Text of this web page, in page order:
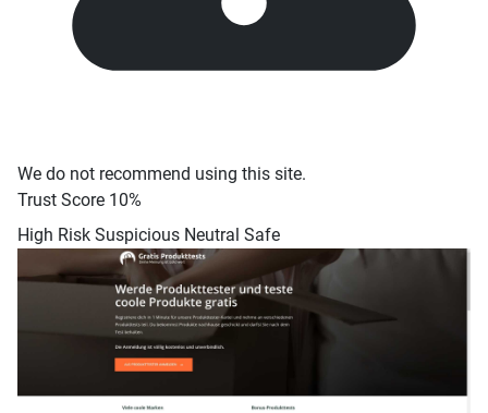
We do not recommend using this site.
Trust Score 10%
High Risk Suspicious Neutral Safe